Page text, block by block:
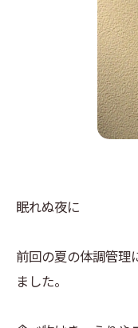
眠れぬ夜に
前回の夏の体調管理
ました。